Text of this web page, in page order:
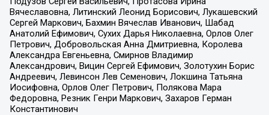
Вячеславовна, Литинский Леонид Борисович, Лукашевский
Сергей Маркович, Бахмин Вячеслав Иванович, Шабад
Анатолий Ефимович, Сухих Дарья Николаевна, Орлов Олег
Петрович, Добровольская Анна Дмитриевна, Королева
Александра Евгеньевна, Смирнов Владимир
Александрович, Вицин Сергей Ефимович, Золотухин Борис
Андреевич, Левинсон Лев Семенович, Локшина Татьяна
Иосифовна, Орлов Олег Петрович, Полякова Мара
Федоровна, Резник Генри Маркович, Захаров Герман
Константинович